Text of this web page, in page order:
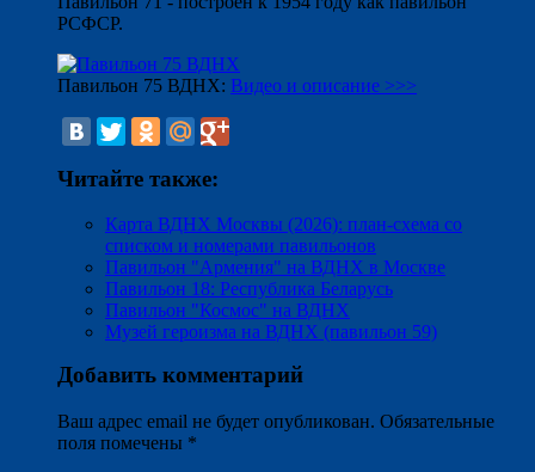
РСФСР.
Павильон 75 ВДНХ: Видео и описание >>>
Читайте также:
Карта ВДНХ Москвы (2026): план-схема со
списком и номерами павильонов
Павильон "Армения" на ВДНХ в Москве
Павильон 18: Республика Беларусь
Павильон "Космос" на ВДНХ
Музей героизма на ВДНХ (павильон 59)
Добавить комментарий
Ваш адрес email не будет опубликован. Обязательные
поля помечены *